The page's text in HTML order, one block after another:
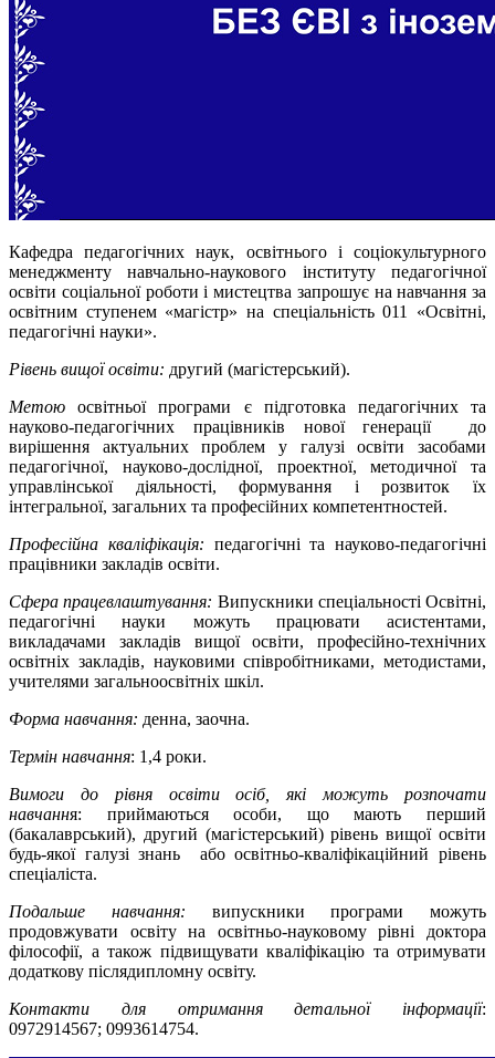
Кафедра педагогічних наук, освітнього і соціокультурного
менеджменту навчально-наукового інституту педагогічної
освіти соціальної роботи і мистецтва запрошує на навчання за
освітним ступенем «магістр» на спеціальність 011 «Освітні,
педагогічні науки».
Рівень вищої освіти: другий (магістерський).
Метоюосвітньої програми є підготовка педагогічних та
науково-педагогічних працівників нової генерації до
вирішення актуальних проблем у галузі освіти засобами
педагогічної, науково-дослідної, проектної, методичної та
управлінської діяльності, формування і розвиток їх
інтегральної, загальних та професійних компетентностей.
Професійна кваліфікація: педагогічні та науково-педагогічні
працівники закладів освіти.
Сфера працевлаштування: Випускники спеціальності Освітні,
педагогічні науки можуть працювати асистентами,
викладачами закладів вищої освіти, професійно-технічних
освітніх закладів, науковими співробітниками, методистами,
учителями загальноосвітніх шкіл.
Форма навчання: денна, заочна.
Термін навчання: 1,4 роки.
Вимоги до рівня освіти осіб, які можуть розпочати
навчання: приймаються особи, що мають перший
(бакалаврський), другий (магістерський) рівень вищої освіти
будь-якої галузі знань або освітньо-кваліфікаційний рівень
спеціаліста.
Подальше навчання: випускники програми можуть
продовжувати освіту на освітньо-науковому рівні доктора
філософії, а також підвищувати кваліфікацію та отримувати
додаткову післядипломну освіту.
Контакти для отримання детальної інформації:
0972914567; 0993614754.